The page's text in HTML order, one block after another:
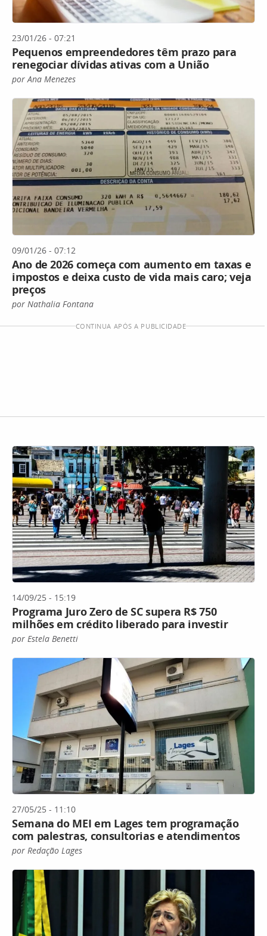
23/01/26 - 07:21
Pequenos empreendedores têm prazo para
renegociar dívidas ativas com a União
por Ana Menezes
09/01/26 - 07:12
Ano de 2026 começa com aumento em taxas e
impostos e deixa custo de vida mais caro; veja
preços
por Nathalia Fontana
CONTINUA APÓS A PUBLICIDADE
14/09/25 - 15:19
Programa Juro Zero de SC supera R$ 750
milhões em crédito liberado para investir
por Estela Benetti
27/05/25 - 11:10
Semana do MEI em Lages tem programação
com palestras, consultorias e atendimentos
por Redação Lages